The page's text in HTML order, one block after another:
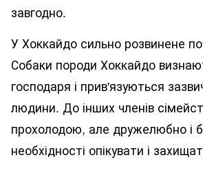
завгодно.
У Хоккайдо сильно розвинене
Собаки породи Хоккайдо
господаря і прив'язуються
людини. До інших членів
прохолодою, але дружелюбно і
необхідності опікувати і